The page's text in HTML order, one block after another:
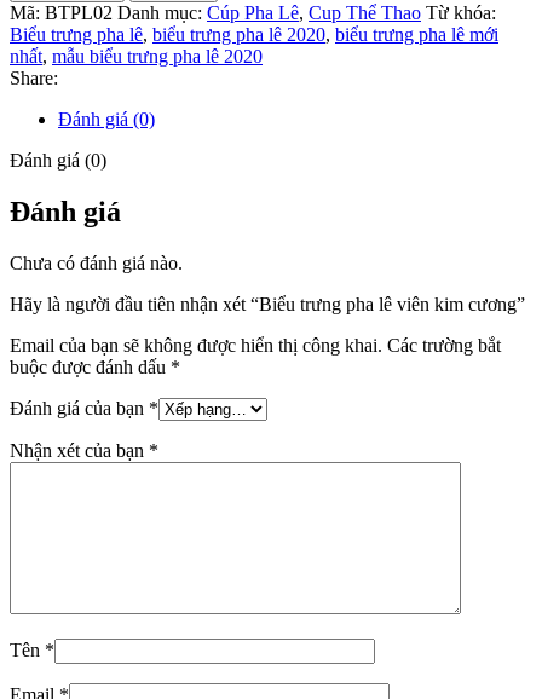
Mã: BTPL02 Danh mục: Cúp Pha Lê, Cup Thể Thao Từ khóa:
Biểu trưng pha lê, biểu trưng pha lê 2020, biểu trưng pha lê mới
nhất, mẫu biểu trưng pha lê 2020
Share:
Đánh giá (0)
Đánh giá (0)
Đánh giá
Chưa có đánh giá nào.
Hãy là người đầu tiên nhận xét “Biểu trưng pha lê viên kim cương”
Email của bạn sẽ không được hiển thị công khai. Các trường bắt
buộc được đánh dấu *
Đánh giá của bạn *
Nhận xét của bạn *
Tên *
Email *